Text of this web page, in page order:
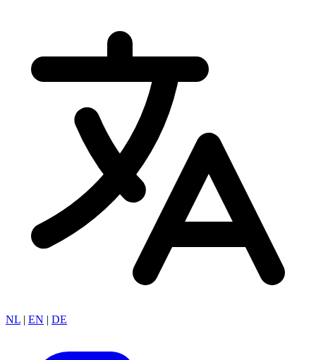
NL | EN | DE